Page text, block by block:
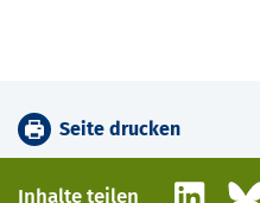
Seite drucken
Inhalte teilen